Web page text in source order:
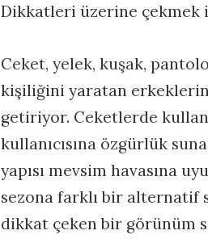
Dikkatleri üzerine çekmek
Ceket, yelek, kuşak,
kişiliğini yaratan
getiriyor. Ceketlerde
kullanıcısına özgürlük
yapısı mevsim havasına
sezona farklı bir alternatif
dikkat çeken bir görünüm